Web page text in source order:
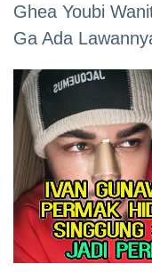
Ghea Youbi
Ga Ada